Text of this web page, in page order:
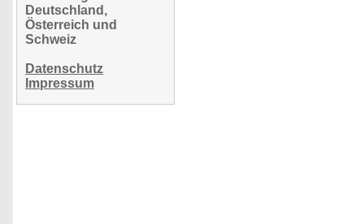
Deutschland,
Österreich und
Schweiz
Datenschutz
Impressum